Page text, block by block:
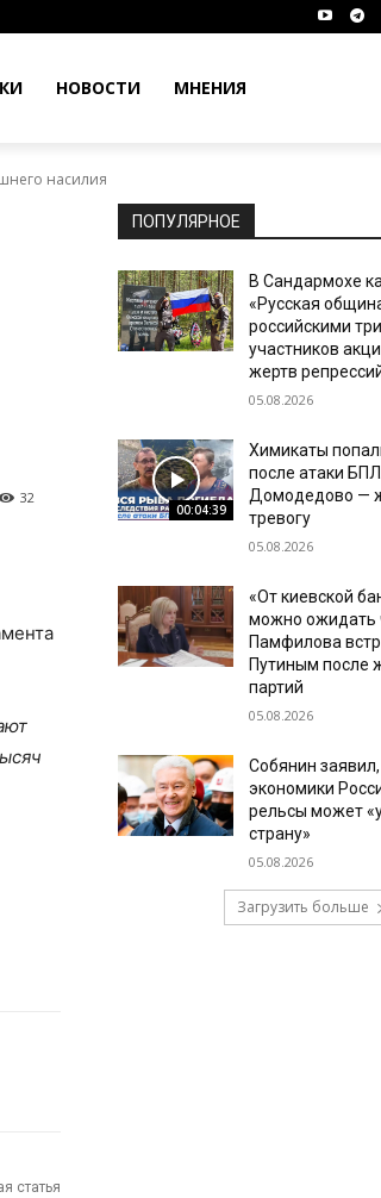
НОВОСТИ МНЕНИЯ
насилия
32
статья
ПОПУЛЯРНОЕ
В Сандармохе
«Русская
российскими
участников
жертв
05.08.2026
00:04:39
Химикаты
после атаки
Домодедово —
тревогу
05.08.2026
«От киевской
можно ожидать
Памфилова
Путиным после
партий
05.08.2026
Собянин
экономики
рельсы может
страну»
05.08.2026
Загрузить больше